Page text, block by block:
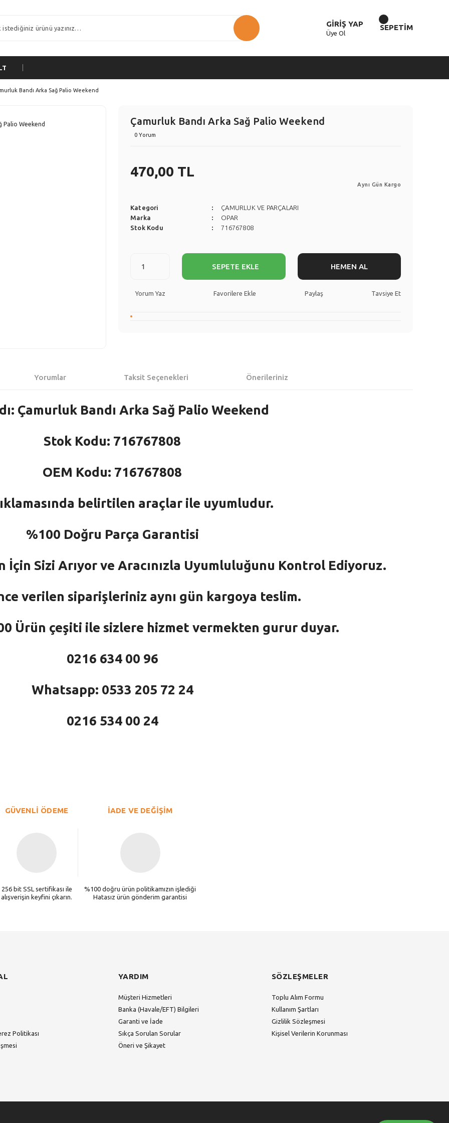
GİRİŞ YAP
Üye Ol
SEPETİM
Bandı Arka Sağ Palio Weekend
Çamurluk Bandı Arka Sağ Palio Weekend
0 Yorum
470,00 TL
Aynı Gün Kargo
Kategori
ÇAMURLUK VE PARÇALARI
Marka
OPAR
Stok Kodu
716767808
SEPETE EKLE HEMEN AL
Yorum Yaz Paylaş Tavsiye Et
Yorumlar Taksit Seçenekleri Önerileriniz
Çamurluk Bandı Arka Sağ Palio Weekend
Stok Kodu: 716767808
OEM Kodu: 716767808
belirtilen araçlar ile uyumludur.
%100 Doğru Parça Garantisi
Sizi Arıyor ve Aracınızla Uyumluluğunu Kontrol Ediyoruz.
verilen siparişleriniz aynı gün kargoya teslim.
Ürün çeşiti ile sizlere hizmet vermekten gurur duyar.
0216 634 00 96
Whatsapp: 0533 205 72 24
0216 534 00 24
GÜVENLİ ÖDEME
256 bit SSL sertifikası ile
alışverişin keyfini çıkarın.
İADE VE DEĞİŞİM
%100 doğru ürün politikamızın işlediği
Hatasız ürün gönderim garantisi
Politikası
YARDIM
Müşteri Hizmetleri
Banka (Havale/EFT) Bilgileri
Garanti ve İade
Sıkça Sorulan Sorular
Öneri ve Şikayet
SÖZLEŞMELER
Toplu Alım Formu
Kullanım Şartları
Gizlilik Sözleşmesi
Kişisel Verilerin Korunması